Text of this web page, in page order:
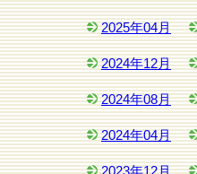
2025年04月
2024年12月
2024年08月
2024年04月